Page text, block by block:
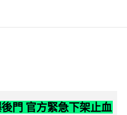
門 官方緊急下架止血